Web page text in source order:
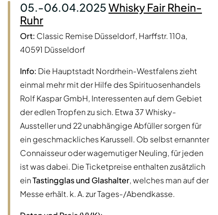
05.-06.04.2025Whisky Fair Rhein-
Ruhr
Ort: Classic Remise Düsseldorf, Harffstr. 110a,
40591 Düsseldorf
Info: Die Hauptstadt Nordrhein-Westfalens zieht
einmal mehr mit der Hilfe des Spirituosenhandels
Rolf Kaspar GmbH, Interessenten auf dem Gebiet
der edlen Tropfen zu sich. Etwa 37 Whisky-
Aussteller und 22 unabhängige Abfüller sorgen für
ein geschmackliches Karussell. Ob selbst ernannter
Connaisseur oder wagemutiger Neuling, für jeden
ist was dabei. Die Ticketpreise enthalten zusätzlich
einTastingglas und Glashalter, welches man auf der
Messe erhält. k. A. zur Tages-/Abendkasse.